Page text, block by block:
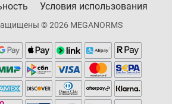
Условия использования
© 2026 MEGANORMS